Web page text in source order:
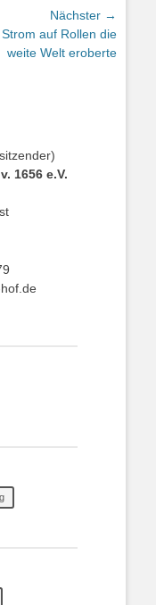
Nächster →
auf Rollen die
weite Welt eroberte
1656 e.V.